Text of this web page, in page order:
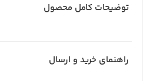
توضیحات کامل محصول
راهنمای خرید و ارسال